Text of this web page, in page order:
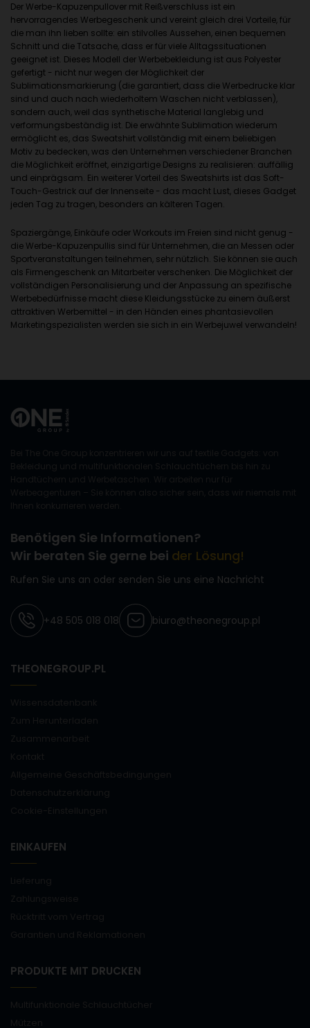
Der Werbe-Kapuzenpullover mit Reißverschluss ist ein
hervorragendes Werbegeschenk und vereint gleich drei Vorteile, für
die man ihn lieben sollte: ein stilvolles Aussehen, einen bequemen
Schnitt und die Tatsache, dass er für viele Alltagssituationen
geeignet ist. Dieses Modell der Werbebekleidung ist aus Polyester
gefertigt - nicht nur wegen der Möglichkeit der
Sublimationsmarkierung (die garantiert, dass die Werbedrucke klar
sind und auch nach wiederholtem Waschen nicht verblassen),
sondern auch, weil das synthetische Material langlebig und
verformungsbeständig ist. Die erwähnte Sublimation wiederum
ermöglicht es, das Sweatshirt vollständig mit einem beliebigen
Motiv zu bedecken, was den Unternehmen verschiedener Branchen
die Möglichkeit eröffnet, einzigartige Designs zu realisieren: auffällig
und einprägsam. Ein weiterer Vorteil des Sweatshirts ist das Soft-
Touch-Gestrick auf der Innenseite - das macht Lust, dieses Gadget
jeden Tag zu tragen, besonders an kälteren Tagen.
Spaziergänge, Einkäufe oder Workouts im Freien sind nicht genug -
die Werbe-Kapuzenpullis sind für Unternehmen, die an Messen oder
Sportveranstaltungen teilnehmen, sehr nützlich. Sie können sie auch
als Firmengeschenk an Mitarbeiter verschenken. Die Möglichkeit der
vollständigen Personalisierung und der Anpassung an spezifische
Werbebedürfnisse macht diese Kleidungsstücke zu einem äußerst
attraktiven Werbemittel - in den Händen eines phantasievollen
Marketingspezialisten werden sie sich in ein Werbejuwel verwandeln!
Benötigen Sie Informationen?
Wir beraten Sie gerne bei der Lösung!
Rufen Sie uns an oder senden Sie uns eine Nachricht
+48 505 018 018 biuro@theonegroup.pl
THEONEGROUP.PL
EINKAUFEN
PRODUKTE MIT DRUCKEN